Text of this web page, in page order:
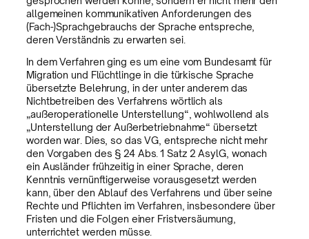
allgemeinen kommunikativen Anforderungen des
(Fach-)Sprachgebrauchs der Sprache entspreche,
deren Verständnis zu erwarten sei.
In dem Verfahren ging es um eine vom Bundesamt für
Migration und Flüchtlinge in die türkische Sprache
übersetzte Belehrung, in der unter anderem das
Nichtbetreiben des Verfahrens wörtlich als
„außeroperationelle Unterstellung“, wohlwollend als
„Unterstellung der Außerbetriebnahme“ übersetzt
worden war. Dies, so das VG, entspreche nicht mehr
den Vorgaben des § 24 Abs. 1 Satz 2 AsylG, wonach
ein Ausländer frühzeitig in einer Sprache, deren
Kenntnis vernünftigerweise vorausgesetzt werden
kann, über den Ablauf des Verfahrens und über seine
Rechte und Pflichten im Verfahren, insbesondere über
Fristen und die Folgen einer Fristversäumung,
unterrichtet werden müsse.